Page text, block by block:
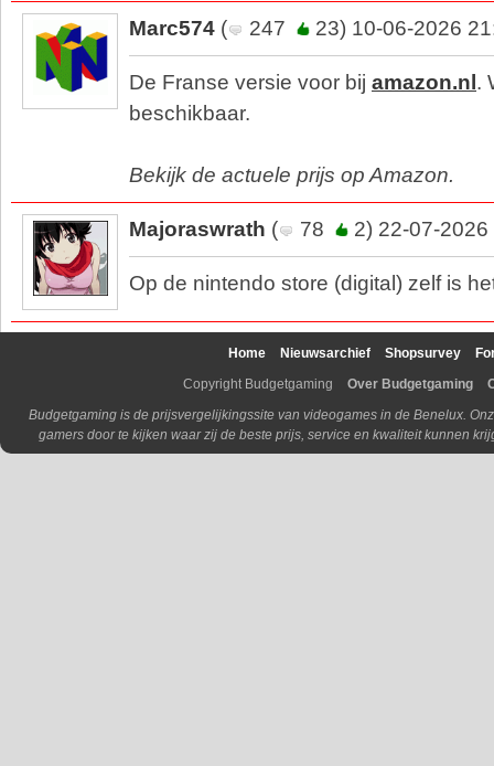
Marc574 ( 247 23) 10-06-2026
De Franse versie voor bij amazon.nl .
beschikbaar.
Bekijk de actuele prijs op Amazon.
Majoraswrath ( 78 2) 22-07-2026
Op de nintendo store (digital) zelf is
Home Nieuwsarchief Shopsurvey
Copyright Budgetgaming
Over Budgetgaming
Budgetgaming is de prijsvergelijkingssite van videogames in de Benelux.
gamers door te kijken waar zij de beste prijs, service en kwaliteit kunnen